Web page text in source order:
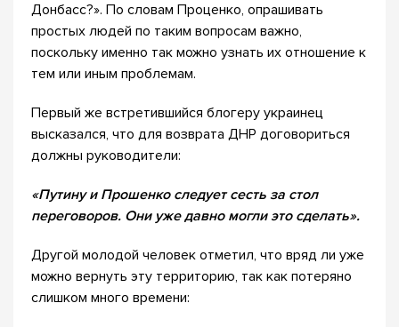
Донбасс?». По словам Проценко, опрашивать
простых людей по таким вопросам важно,
поскольку именно так можно узнать их отношение к
тем или иным проблемам.
Первый же встретившийся блогеру украинец
высказался, что для возврата ДНР договориться
должны руководители:
«Путину и Прошенко следует сесть за стол
переговоров. Они уже давно могли это сделать».
Другой молодой человек отметил, что вряд ли уже
можно вернуть эту территорию, так как потеряно
слишком много времени: